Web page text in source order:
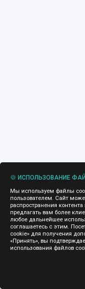
🍪 ИСПОЛЬЗОВАНИЕ
Мы используем файлы
пользователем. Сайт
распространения
предлагать вам более
любое дальнейшее
соглашаетесь с этим.
cookie» для получения
«Принять», вы
использования файлов